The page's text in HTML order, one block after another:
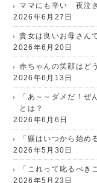
ママにも辛い 夜泣き
2026年6月27日
貴女は良いお母さん
2026年6月20日
赤ちゃんの笑顔はど
2026年6月13日
「あ～～ダメだ！
とは？
2026年6月6日
「躾はいつから始め
2026年5月30日
「これって叱るべき
2026年5月23日